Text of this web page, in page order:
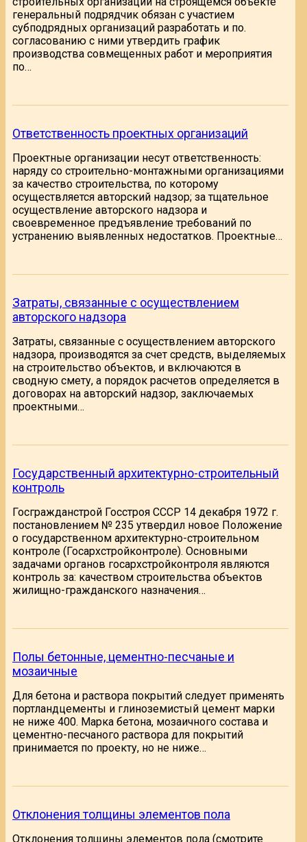
генеральный подрядчик обязан с участием
субподрядных организаций разработать и по.
согласованию с ними утвердить график
производства совмещенных работ и мероприятия
по…
Ответственность проектных организаций
Проектные организации несут ответственность:
наряду со строительно-монтажными организациями
за качество строительства, по которому
осуществляется авторский надзор; за тщательное
осуществление авторского надзора и
своевременное предъявление требований по
устранению выявленных недостатков. Проектные…
Затраты, связанные с осуществлением
авторского надзора
Затраты, связанные с осуществлением авторского
надзора, производятся за счет средств, выделяемых
на строительство объектов, и включаются в
сводную смету, а порядок расчетов определяется в
договорах на авторский надзор, заключаемых
проектными…
Государственный архитектурно-строительный
контроль
Госгражданстрой Госстроя СССР 14 декабря 1972 г.
постановлением № 235 утвердил новое Положение
о государственном архитектурно-строительном
контроле (Госархстройконтроле). Основными
задачами органов госархстройконтроля являются
контроль за: качеством строительства объектов
жилищно-гражданского назначения…
Полы бетонные, цементно-песчаные и
мозаичные
Для бетона и раствора покрытий следует применять
портландцементы и глиноземистый цемент марки
не ниже 400. Марка бетона, мозаичного состава и
цементно-песчаного раствора для покрытий
принимается по проекту, но не ниже…
Отклонения толщины элементов пола
Отклонения толщины элементов пола (смотрите